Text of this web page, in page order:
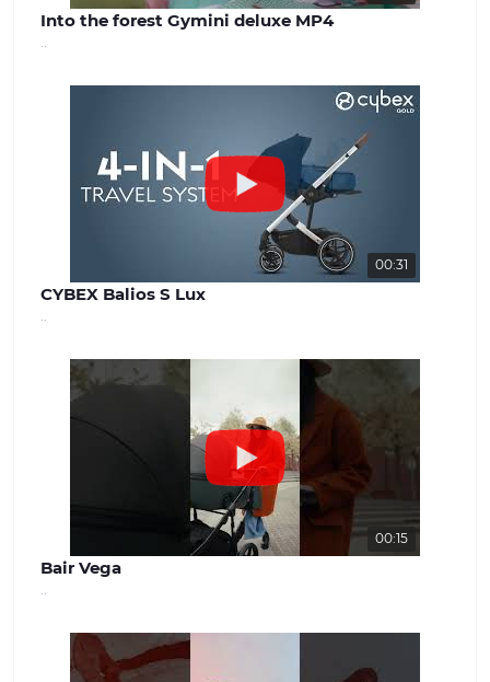
Into the forest Gymini deluxe MP4
00:31
CYBEX Balios S Lux
00:15
Bair Vega